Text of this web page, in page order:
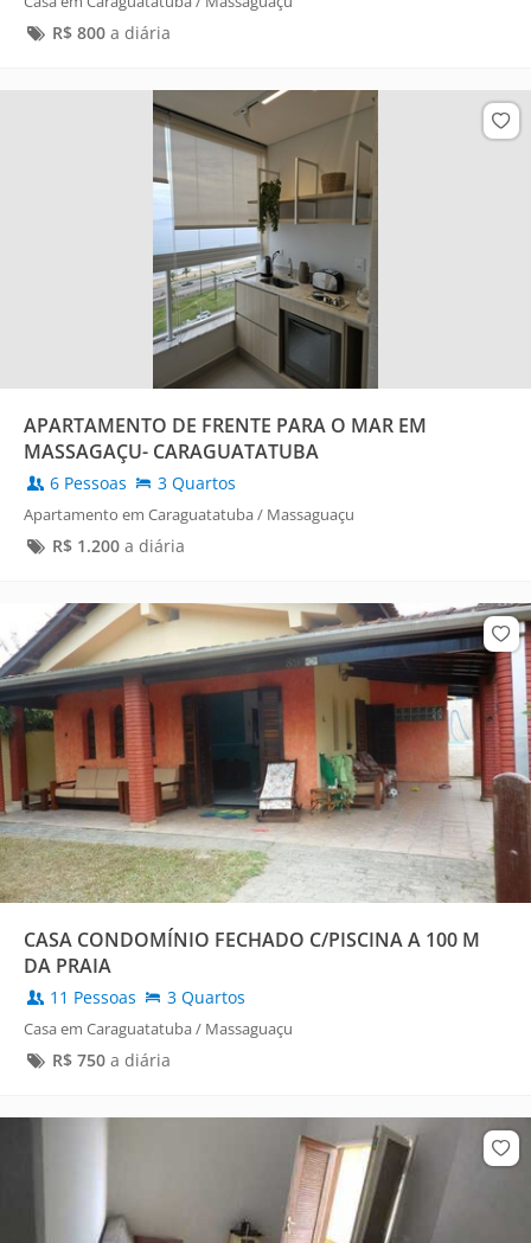
R$ 800a diária
APARTAMENTO DE FRENTE PARA O MAR EM
MASSAGAÇU- CARAGUATATUBA
6 Pessoas 3 Quartos
Apartamento em Caraguatatuba / Massaguaçu
R$ 1.200a diária
CASA CONDOMÍNIO FECHADO C/PISCINA A 100 M
DA PRAIA
11 Pessoas 3 Quartos
Casa em Caraguatatuba / Massaguaçu
R$ 750a diária